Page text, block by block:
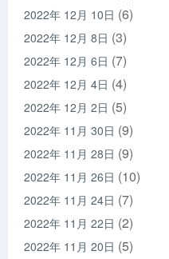
2022年 12月 10日 (6)
2022年 12月 8日 (3)
2022年 12月 6日 (7)
2022年 12月 4日 (4)
2022年 12月 2日 (5)
2022年 11月 30日 (9)
2022年 11月 28日 (9)
2022年 11月 26日 (10)
2022年 11月 24日 (7)
2022年 11月 22日 (2)
2022年 11月 20日 (5)